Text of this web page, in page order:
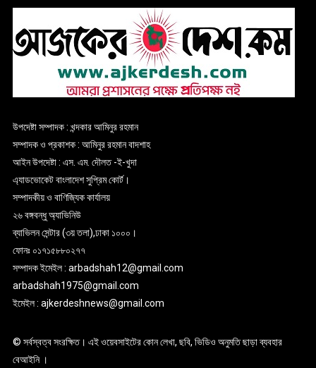
উপদেষ্টা সম্পাদক : খন্দকার আমিনুর রহমান
সম্পাদক ও প্রকাশক : আমিনুর রহমান বাদশাহ
আইন উপদেষ্টা : এস. এম. দৌলত -ই-খুদা
এ্যাডভোকেট বাংলাদেশ সুপ্রিম কোর্ট।
সম্পাদকীয় ও বাণিজ্যিক কার্যালয়
২৬ বঙ্গবন্ধু অ্যাভিনিউ
ব্যাভিলন সেন্টার (৩য় তলা),ঢাকা ১০০০।
ফোনঃ ০১৭১৫৮৮০২৭৭
সম্পাদক ইমেইল : arbadshah12@gmail.com
arbadshah1975@gmail.com
ইমেইল : ajkerdeshnews@gmail.com
© সর্বস্বত্ব সংরক্ষিত। এই ওয়েবসাইটের কোন লেখা, ছবি, ভিডিও অনুমতি ছাড়া ব্যবহার
বেআইনি ।